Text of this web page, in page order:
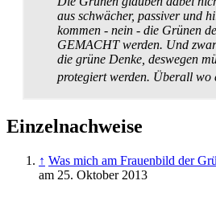
aus schwächer, passiver und
kommen - nein - die Grünen
GEMACHT werden. Und
die grüne Denke, deswegen
protegiert werden. Überall wo
Einzelnachweise
↑ Was mich am Frauenbild der
am 25. Oktober 2013